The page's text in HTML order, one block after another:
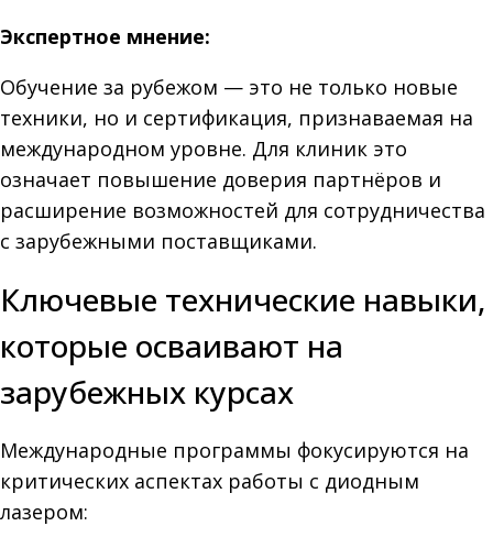
Экспертное мнение:
Обучение за рубежом — это не только новые
техники, но и сертификация, признаваемая на
международном уровне. Для клиник это
означает повышение доверия партнёров и
расширение возможностей для сотрудничества
с зарубежными поставщиками.
Ключевые технические навыки,
которые осваивают на
зарубежных курсах
Международные программы фокусируются на
критических аспектах работы с диодным
лазером: